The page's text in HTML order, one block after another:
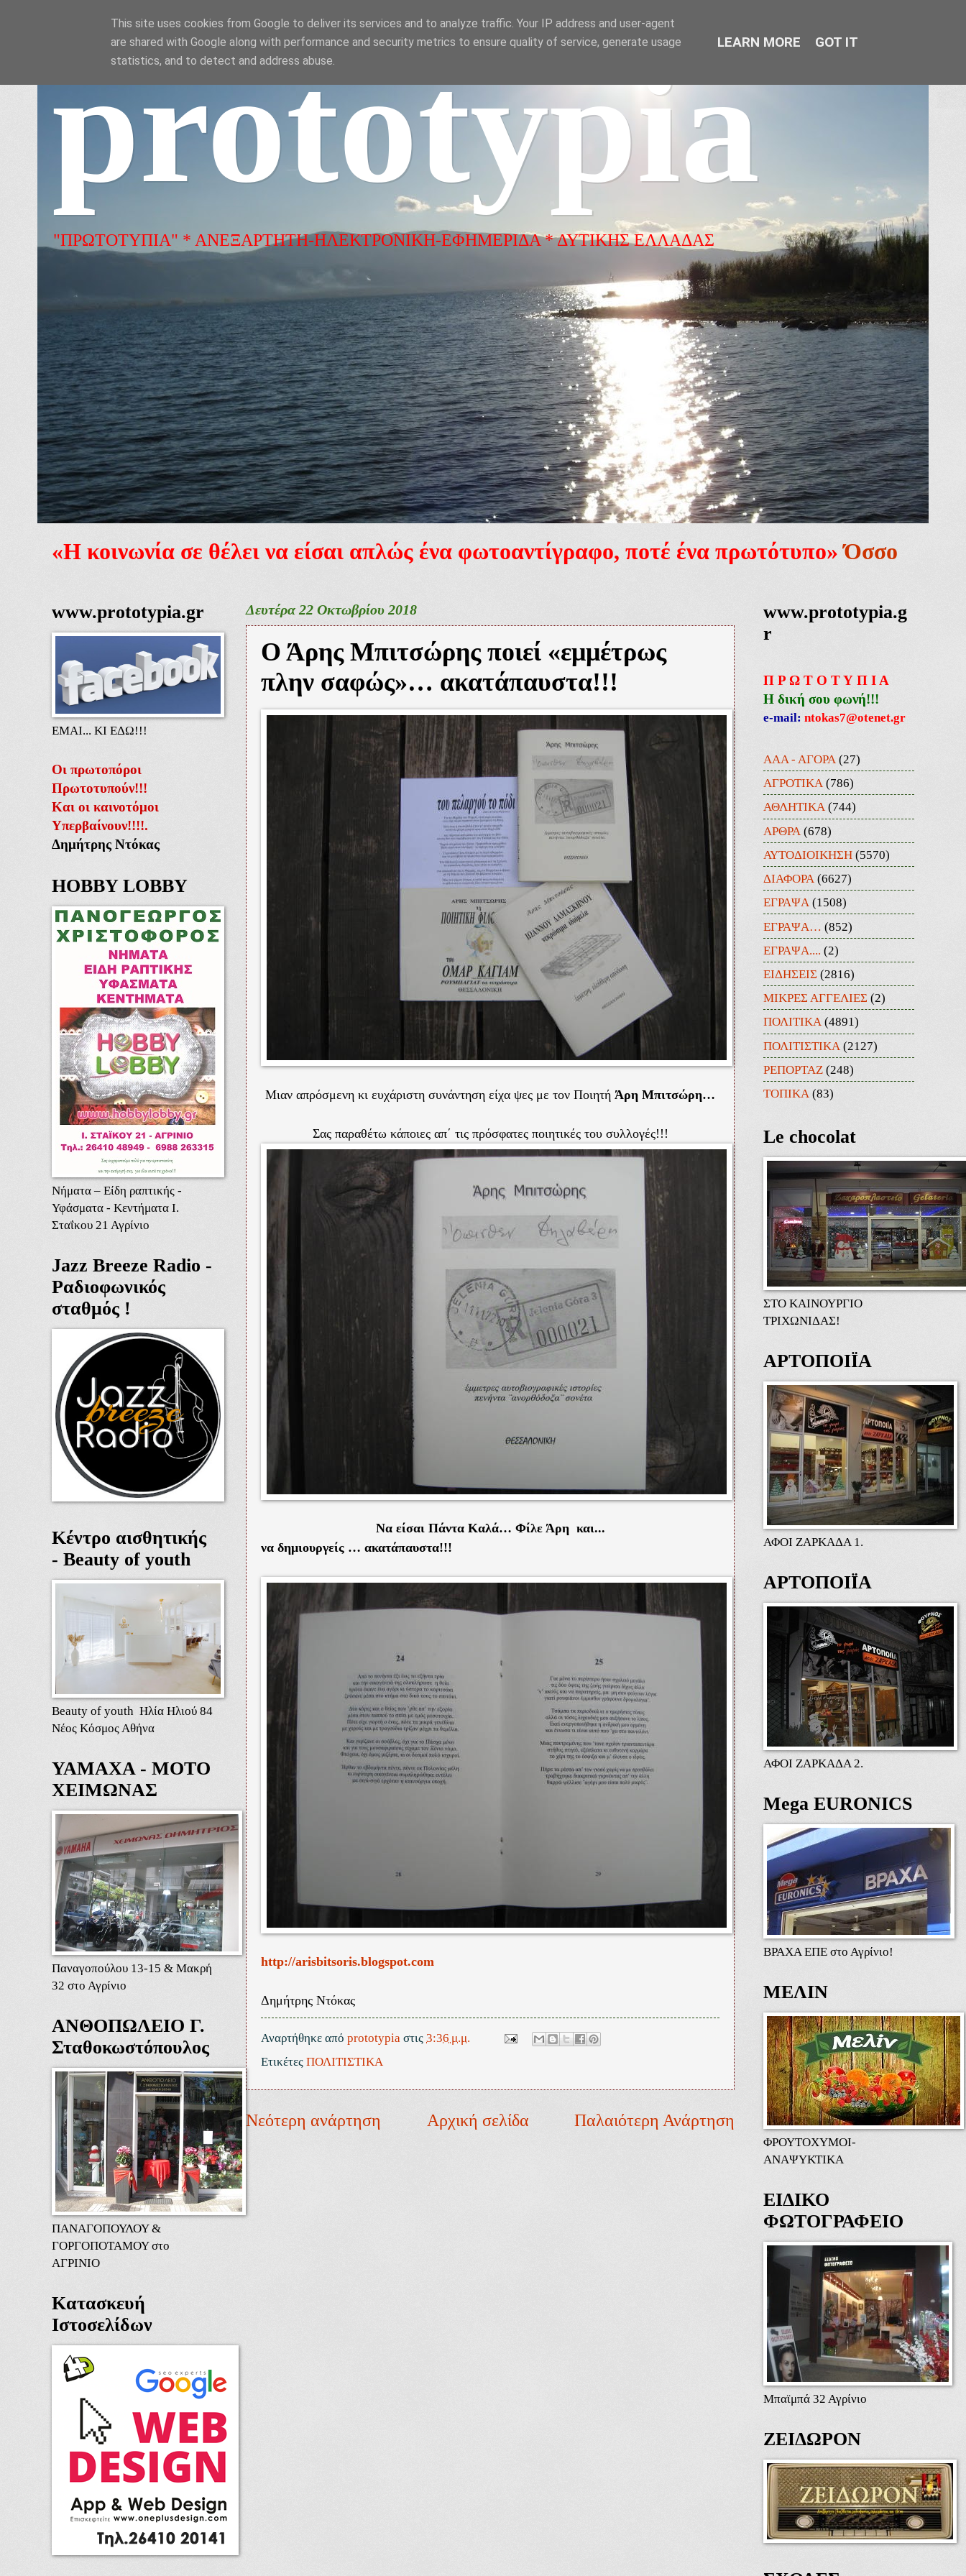
prototypia
"ΠΡΩΤΟΤΥΠΙΑ" * ΑΝΕΞΑΡΤΗΤΗ-ΗΛΕΚΤΡΟΝΙΚΗ-ΕΦΗΜΕΡΙΔΑ * ΔΥΤΙΚΗΣ ΕΛΛΑΔΑΣ
«Η κοινωνία σε θέλει να είσαι απλώς ένα φωτοαντίγραφο, ποτέ ένα πρωτότυπο» Όσσο
Δευτέρα 22 Οκτωβρίου 2018
Ο Άρης Μπιτσώρης ποιεί «εμμέτρως
πλην σαφώς»… ακατάπαυστα!!!
Μιαν απρόσμενη κι ευχάριστη συνάντηση είχα ψες με τον Ποιητή Άρη Μπιτσώρη…
Σας παραθέτω κάποιες απ΄ τις πρόσφατες ποιητικές του συλλογές!!!
Να είσαι Πάντα Καλά… Φίλε Άρη και...
να δημιουργείς … ακατάπαυστα!!!
http://arisbitsoris.blogspot.com
Δημήτρης Ντόκας
Αναρτήθηκε από prototypia στις 3:36 μ.μ.
Ετικέτες ΠΟΛΙΤΙΣΤΙΚΑ
Νεότερη ανάρτηση Παλαιότερη Ανάρτηση
Αρχική σελίδα
www.prototypia.gr
ΕΜΑΙ... ΚΙ ΕΔΩ!!!
Οι πρωτοπόροι
Πρωτοτυπούν!!!
Και οι καινοτόμοι
Υπερβαίνουν!!!!.
Δημήτρης Ντόκας
HOBBY LOBBY
Νήματα – Είδη ραπτικής -
Υφάσματα - Κεντήματα Ι.
Σταΐκου 21 Αγρίνιο
Jazz Breeze Radio -
Ραδιοφωνικός
σταθμός !
Κέντρο αισθητικής
- Beauty of youth
Beauty of youth Ηλία Ηλιού 84
Νέος Κόσμος Αθήνα
ΥΑΜΑΧΑ - ΜΟΤΟ
ΧΕΙΜΩΝΑΣ
Παναγοπούλου 13-15 & Μακρή
32 στο Αγρίνιο
ΑΝΘΟΠΩΛΕΙΟ Γ.
Σταθοκωστόπουλος
ΠΑΝΑΓΟΠΟΥΛΟΥ &
ΓΟΡΓΟΠΟΤΑΜΟΥ στο
ΑΓΡΙΝΙΟ
Κατασκευή
Ιστοσελίδων
www.prototypia.g
r
Π Ρ Ω Τ Ο Τ Υ Π Ι Α
Η δική σου φωνή!!!
e-mail: ntokas7@otenet.gr
ΑΑΑ - ΑΓΟΡΑ (27)
ΑΓΡΟΤΙΚΑ (786)
ΑΘΛΗΤΙΚΑ (744)
ΑΡΘΡΑ (678)
ΑΥΤΟΔΙΟΙΚΗΣΗ (5570)
ΔΙΑΦΟΡΑ (6627)
ΕΓΡΑΨΑ (1508)
ΕΓΡΑΨΑ… (852)
ΕΓΡΑΨΑ.... (2)
ΕΙΔΗΣΕΙΣ (2816)
ΜΙΚΡΕΣ ΑΓΓΕΛΙΕΣ (2)
ΠΟΛΙΤΙΚΑ (4891)
ΠΟΛΙΤΙΣΤΙΚΑ (2127)
ΡΕΠΟΡΤΑΖ (248)
ΤΟΠΙΚΑ (83)
Le chocolat
ΣΤΟ ΚΑΙΝΟΥΡΓΙΟ
ΤΡΙΧΩΝΙΔΑΣ!
ΑΡΤΟΠΟΙΪΑ
ΑΦΟΙ ΖΑΡΚΑΔΑ 1.
ΑΡΤΟΠΟΙΪΑ
ΑΦΟΙ ΖΑΡΚΑΔΑ 2.
Mega EURONICS
ΒΡΑΧΑ ΕΠΕ στο Αγρίνιο!
ΜΕΛΙΝ
ΦΡΟΥΤΟΧΥΜΟΙ-
ΑΝΑΨΥΚΤΙΚΑ
ΕΙΔΙΚΟ
ΦΩΤΟΓΡΑΦΕΙΟ
Μπαϊμπά 32 Αγρίνιο
ΖΕΙΔΩΡΟΝ
This site uses cookies from Google to deliver its services and to analyze traffic. Your IP address and user-agent
are shared with Google along with performance and security metrics to ensure quality of service, generate usage
statistics, and to detect and address abuse.
LEARN MORE GOT IT